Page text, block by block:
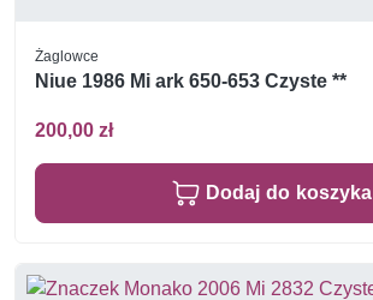
Żaglowce
Niue 1986 Mi ark 650-653 Czyste **
200,00 zł
Dodaj do koszyka